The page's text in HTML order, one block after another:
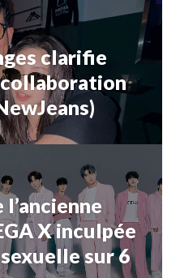
clarifie
X inculpée
sur 6